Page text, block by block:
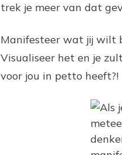
trek je meer van dat
Manifesteer wat jij wilt
Visualiseer het en je
voor jou in petto heeft?!